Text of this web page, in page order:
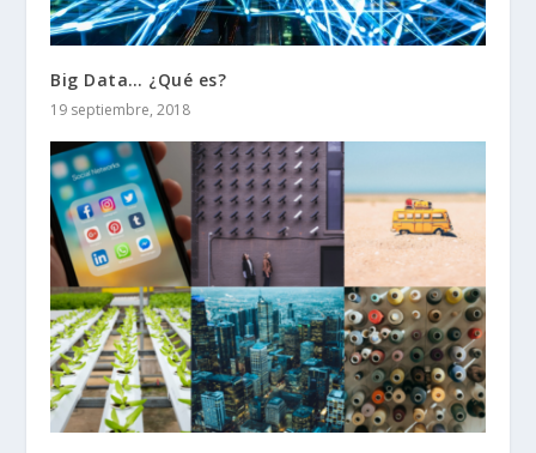
Big Data… ¿Qué es?
19 septiembre, 2018